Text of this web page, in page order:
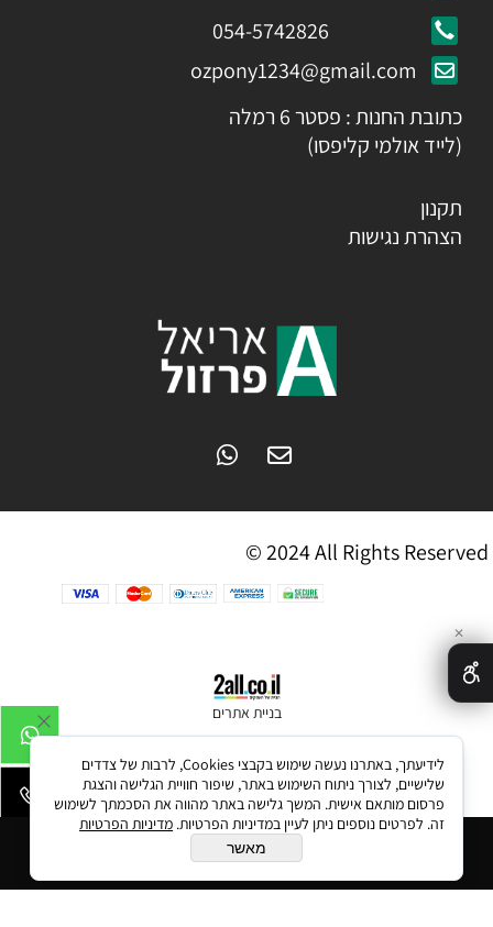
הוסף לסל
054-5742826
ozpony1234@gmail.com
כתובת החנות : פסטר 6 רמלה
(לייד אולמי קליפסו)
תקנון
הצהרת נגישות
© 2024 All Rights Reserved
בניית אתרים
✕
לידיעתך, באתרנו נעשה שימוש בקבצי Cookies, לרבות של צדדים
שלישיים, לצורך ניתוח השימוש באתר, שיפור חוויית הגלישה והצגת
פרסום מותאם אישית. המשך גלישה באתר מהווה את הסכמתך לשימוש
זה. לפרטים נוספים ניתן לעיין במדיניות הפרטיות. מדיניות הפרטיות
מאשר